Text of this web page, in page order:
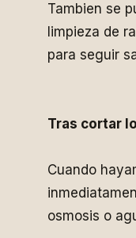
Tambien se
limpieza de
para seguir
Tras cortar
Cuando
osmosis o